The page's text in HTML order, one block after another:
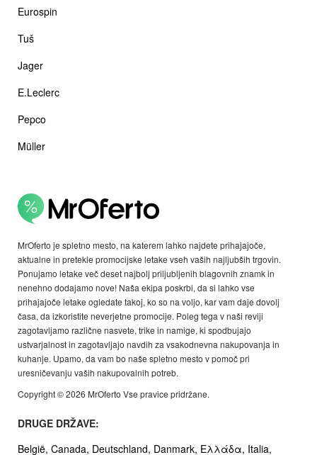
MrOferto je spletno mesto, na katerem lahko najdete prihajajoče,
aktualne in pretekle promocijske letake vseh vaših najljubših trgovin.
Ponujamo letake več deset najbolj priljubljenih blagovnih znamk in
nenehno dodajamo nove! Naša ekipa poskrbi, da si lahko vse
prihajajoče letake ogledate takoj, ko so na voljo, kar vam daje dovolj
časa, da izkoristite neverjetne promocije. Poleg tega v naši reviji
zagotavljamo različne nasvete, trike in namige, ki spodbujajo
ustvarjalnost in zagotavljajo navdih za vsakodnevna nakupovanja in
kuhanje. Upamo, da vam bo naše spletno mesto v pomoč pri
uresničevanju vaših nakupovalnih potreb.
Copyright © 2026 MrOferto Vse pravice pridržane.
Eurospin
Tuš
Jager
E.Leclerc
Pepco
Müller
DRUGE DRŽAVE:
België, Canada, Deutschland, Danmark, Ελλάδα, Italia,